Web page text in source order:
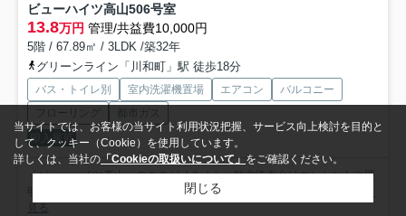
ビューハイツ高山506号室
13.8万円 管理/共益費10,000円
5階 / 67.89㎡ / 3LDK /築32年
グリーンライン「川和町」駅 徒歩18分
バス・トイレ別 室内洗濯機置場 エアコン
バルコニー
フローリング
都市ガス
即入居可
「ビューハイツ高山」のここがイチオシ。独立洗面台はコンセントや照
明、大きな鏡などがついているので化粧や身支度の際に役立ち...
見る
当サイトでは、お客様の当サイト利用状況把握、サービス向上検討を目的と
して、クッキー（Cookie）を使用しています。
詳しくは、当社の 「Cookieの取扱いについて」 をご確認ください。
閉じる